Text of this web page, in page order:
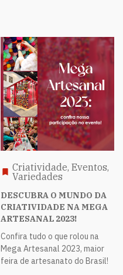
Criatividade, Eventos,
Variedades
DESCUBRA O MUNDO DA
CRIATIVIDADE NA MEGA
ARTESANAL 2023!
Confira tudo o que rolou na
Mega Artesanal 2023, maior
feira de artesanato do Brasil!